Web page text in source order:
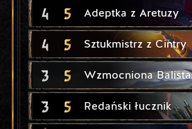
4 5 Adeptka z Aretuzy
4 5 Sztukmistrz z Cintry
3 5 Wzmocniona Balista
3 5 Redański łucznik